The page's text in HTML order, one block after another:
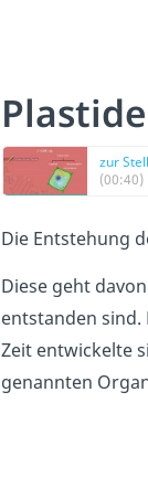
zur
(00:40)
Die Entstehung
Diese geht
entstanden
Zeit entwickelte
genannten